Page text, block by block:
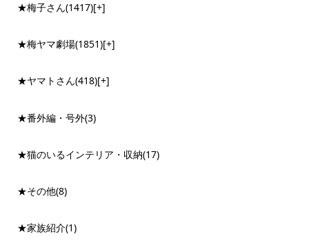
★梅子さん(1417)[+]
★梅ヤマ劇場(1851)[+]
★ヤマトさん(418)[+]
★番外編・号外(3)
★猫のいるインテリア・収納(17)
★その他(8)
★家族紹介(1)